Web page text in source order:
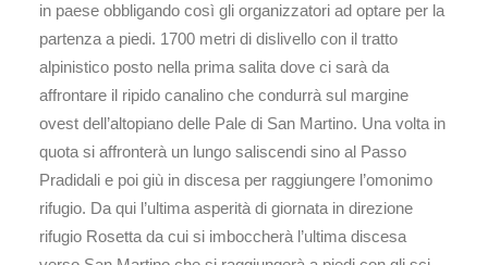
in paese obbligando così gli organizzatori ad optare per la
partenza a piedi. 1700 metri di dislivello con il tratto
alpinistico posto nella prima salita dove ci sarà da
affrontare il ripido canalino che condurrà sul margine
ovest dell’altopiano delle Pale di San Martino. Una volta in
quota si affronterà un lungo saliscendi sino al Passo
Pradidali e poi giù in discesa per raggiungere l’omonimo
rifugio. Da qui l’ultima asperità di giornata in direzione
rifugio Rosetta da cui si imboccherà l’ultima discesa